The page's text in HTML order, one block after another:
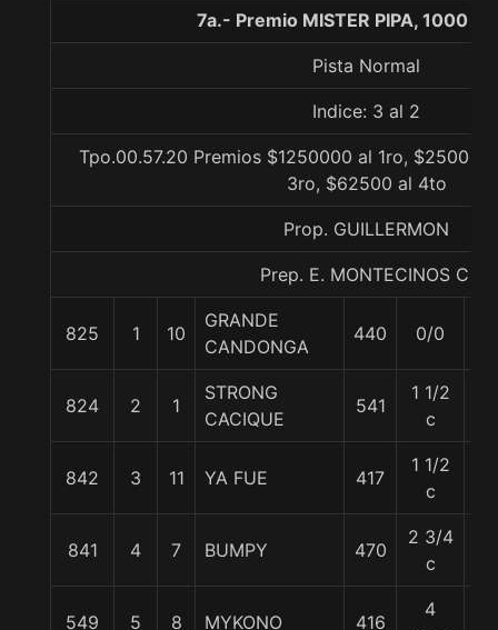
7a.- Premio MISTER PIPA, 1000
Pista Normal
Indice: 3 al 2
Tpo.00.57.20 Premios $1250000 al 1ro,
3ro, $62500 al 4to
Prop. GUILLERMON
Prep. E. MONTECINOS C.
825 1 10
GRANDE
CANDONGA
440 0/0
824 2 1
STRONG
CACIQUE
541
1 1/2
c
842 3 11 YA FUE 417
1 1/2
c
841 4 7 BUMPY 470
2 3/4
c
549 5 8 MYKONO 416
4